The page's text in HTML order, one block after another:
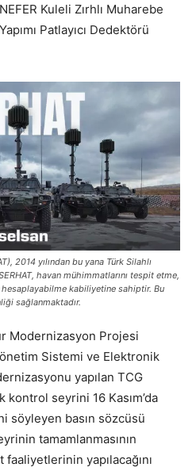
Kuleli Zırhlı Muharebe
Patlayıcı Dedektörü
2014 yılından bu yana Türk Silahlı
havan mühimmatlarını tespit etme,
kabiliyetine sahiptir. Bu
sağlanmaktadır.
Modernizasyon Projesi
Sistemi ve Elektronik
yapılan TCG
kontrol seyrini 16 Kasım’da
söyleyen basın sözcüsü
tamamlanmasının
yapılacağını